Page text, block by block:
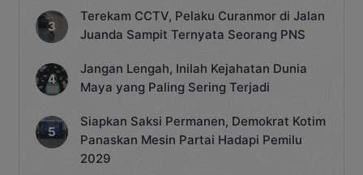
Terekam CCTV, Pelaku Curanmor di Jalan
Juanda Sampit Ternyata Seorang PNS
Jangan Lengah, Inilah Kejahatan Dunia
Maya yang Paling Sering Terjadi
Siapkan Saksi Permanen, Demokrat Kotim
Panaskan Mesin Partai Hadapi Pemilu
2029